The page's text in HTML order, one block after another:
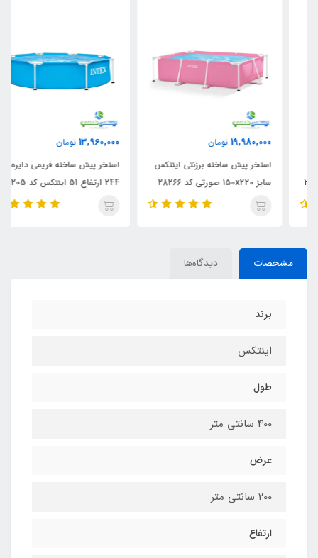
19,980,000 تومان
استخر پیش ساخته برزنتی اینتکس
13,960,000 تومان
استخر پیش ساخته فریمی دایره قطر
مشخصات دیدگاه‌ها
برند
اینتکس
طول
400 سانتی متر
عرض
200 سانتی متر
ارتفاع